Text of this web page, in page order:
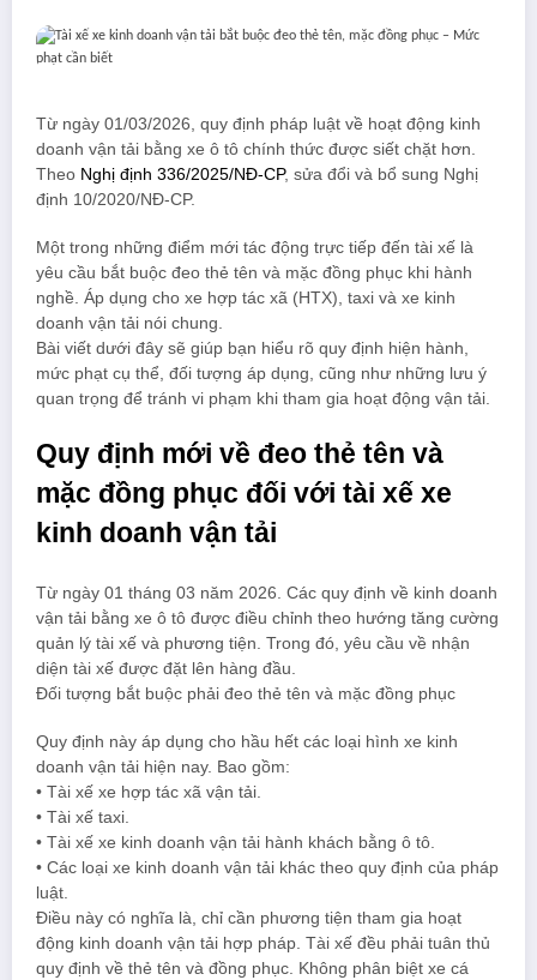
Từ ngày 01/03/2026, quy định pháp luật về hoạt động kinh
doanh vận tải bằng xe ô tô chính thức được siết chặt hơn.
Theo Nghị định 336/2025/NĐ-CP, sửa đổi và bổ sung Nghị
định 10/2020/NĐ-CP.
Một trong những điểm mới tác động trực tiếp đến tài xế là
yêu cầu bắt buộc đeo thẻ tên và mặc đồng phục khi hành
nghề. Áp dụng cho xe hợp tác xã (HTX), taxi và xe kinh
doanh vận tải nói chung.
Bài viết dưới đây sẽ giúp bạn hiểu rõ quy định hiện hành,
mức phạt cụ thể, đối tượng áp dụng, cũng như những lưu ý
quan trọng để tránh vi phạm khi tham gia hoạt động vận tải.
Quy định mới về đeo thẻ tên và
mặc đồng phục đối với tài xế xe
kinh doanh vận tải
Từ ngày 01 tháng 03 năm 2026. Các quy định về kinh doanh
vận tải bằng xe ô tô được điều chỉnh theo hướng tăng cường
quản lý tài xế và phương tiện. Trong đó, yêu cầu về nhận
diện tài xế được đặt lên hàng đầu.
Đối tượng bắt buộc phải đeo thẻ tên và mặc đồng phục
Quy định này áp dụng cho hầu hết các loại hình xe kinh
doanh vận tải hiện nay. Bao gồm:
• Tài xế xe hợp tác xã vận tải.
• Tài xế taxi.
• Tài xế xe kinh doanh vận tải hành khách bằng ô tô.
• Các loại xe kinh doanh vận tải khác theo quy định của pháp
luật.
Điều này có nghĩa là, chỉ cần phương tiện tham gia hoạt
động kinh doanh vận tải hợp pháp. Tài xế đều phải tuân thủ
quy định về thẻ tên và đồng phục. Không phân biệt xe cá